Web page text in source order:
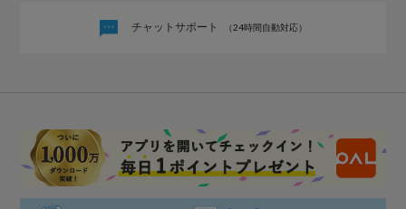
チャットサポート （24時間自動対応）